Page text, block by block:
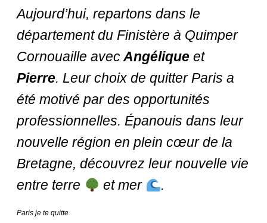
Aujourd’hui, repartons dans le
département du Finistère à Quimper
Cornouaille avecAngélique et
Pierre. Leur choix de quitter Paris a
été motivé par des opportunités
professionnelles. Épanouis dans leur
nouvelle région en plein cœur de la
Bretagne, découvrez leur nouvelle vie
entre terre
et mer .
Paris je te quitte